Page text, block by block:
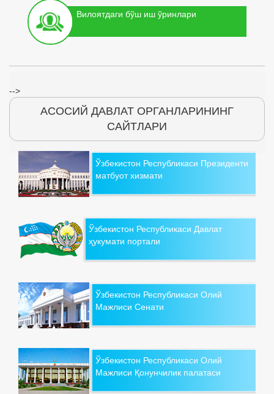
Вилоятдаги бўш иш ўринлари
-->
АСОСИЙ ДАВЛАТ ОРГАНЛАРИНИНГ
САЙТЛАРИ
Ўзбекистон Республикаси Президенти
матбуот хизмати
Ўзбекистон Республикаси Давлат
ҳукумати портали
Ўзбекистон Республикаси Олий
Мажлиси Сенати
Ўзбекистон Республикаси Олий
Мажлиси Қонунчилик палатаси